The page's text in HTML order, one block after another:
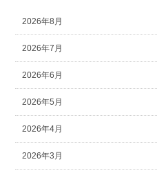
2026年8月
2026年7月
2026年6月
2026年5月
2026年4月
2026年3月